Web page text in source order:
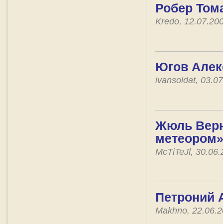
Робер
Kredo,
Югов
ivansoldat,
Жюль Верн
метеором»
McTiTeJl,
Петроний
Makhno,